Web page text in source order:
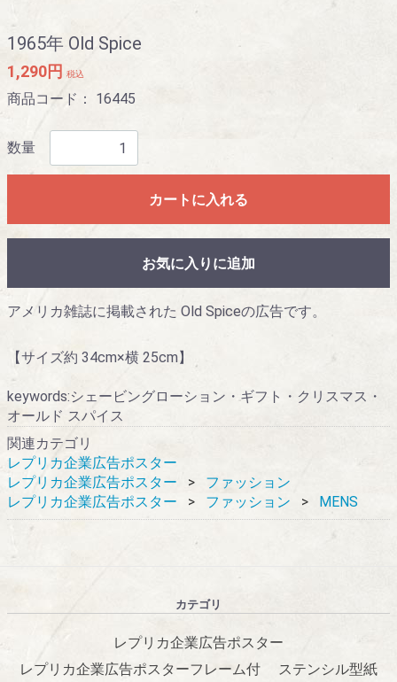
1965年 Old Spice
1,290円 税込
商品コード： 16445
数量
カートに入れる
お気に入りに追加
アメリカ雑誌に掲載された Old Spiceの広告です。
【サイズ約 34cm×横 25cm】
keywords:シェービングローション・ギフト・クリスマス・
オールド スパイス
関連カテゴリ
レプリカ企業広告ポスター
レプリカ企業広告ポスター
ファッション
レプリカ企業広告ポスター
ファッション MENS
カテゴリ
レプリカ企業広告ポスター
レプリカ企業広告ポスターフレーム付
ステンシル型紙